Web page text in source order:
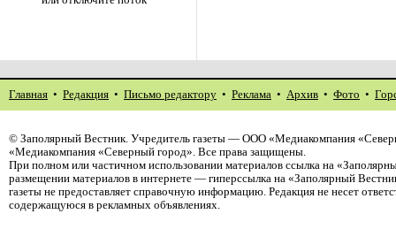
Главная • Редакция • Письмо редактору • Реклама • Архив • Фото •
© Заполярный Вестник. Учредитель газеты — ООО «Медиакомпания
«Медиакомпания «Северный город». Все права защищены.
При полном или частичном использовании материалов ссылка на
размещении материалов в интернете — гиперссылка на «Заполярный
газеты не предоставляет справочную информацию. Редакция не несет
содержащуюся в рекламных объявлениях.